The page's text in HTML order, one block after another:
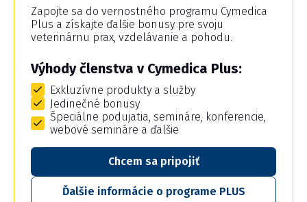
Zapojte sa do vernostného programu Cymedica
Plus a získajte ďalšie bonusy pre svoju
veterinárnu prax, vzdelávanie a pohodu.
Výhody členstva v Cymedica Plus:
Exkluzívne produkty a služby
Jedinečné bonusy
Špeciálne podujatia, semináre, konferencie,
webové semináre a ďalšie
Chcem sa pripojiť
Ďalšie informácie o programe PLUS